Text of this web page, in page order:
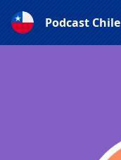
Podcast Chile